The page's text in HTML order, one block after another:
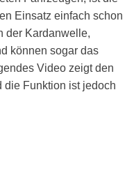
Einsatz einfach schon
der Kardanwelle,
können sogar das
Video zeigt den
die Funktion ist jedoch